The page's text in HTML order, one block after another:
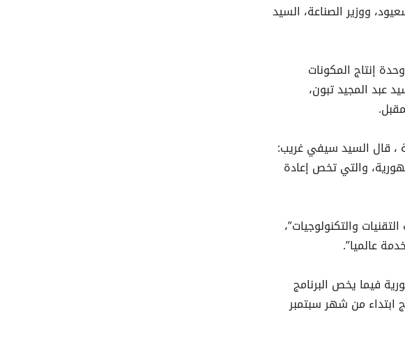
ووزير الصناعة، السيد
إنتاج المكونات
عبد المجيد تبون،
، قال السيد سيفي غريب:
والتي تخص إعادة
والتكنولوجيات”،
عالميا”.
فيما يخص البرنامج
ابتداء من شهر سبتمبر